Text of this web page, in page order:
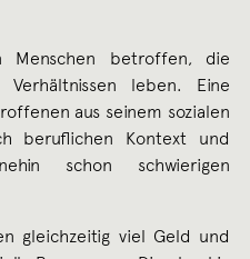
betroffen, die
leben. Eine
aus seinem sozialen
beruflichen Kontext und
schon schwierigen
gleichzeitig viel Geld und